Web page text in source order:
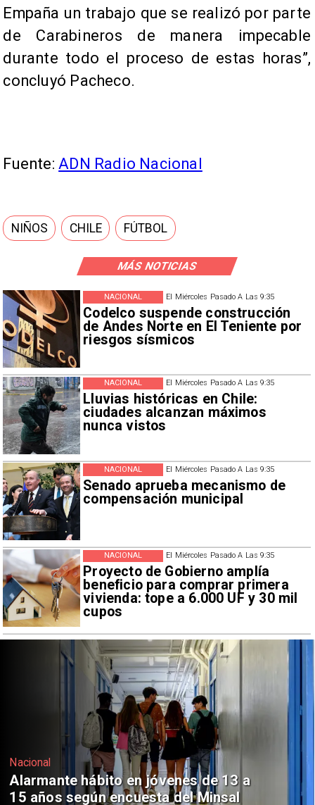
MÁS NOTICIAS
El Miércoles Pasado A Las 9:35
Codelco suspende construcción
de Andes Norte en El Teniente por
riesgos sísmicos
NACIONAL
El Miércoles Pasado A Las 9:35
Lluvias históricas en Chile:
ciudades alcanzan máximos
nunca vistos
NACIONAL
El Miércoles Pasado A Las 9:35
Senado aprueba mecanismo de
compensación municipal
NACIONAL
El Miércoles Pasado A Las 9:35
Proyecto de Gobierno amplía
beneficio para comprar primera
vivienda: tope a 6.000 UF y 30 mil
cupos
NACIONAL
Empaña un trabajo que se realizó por parte
de Carabineros de manera impecable
durante todo el proceso de estas horas”,
concluyó Pacheco.
Fuente: ADN Radio Nacional
NIÑOS CHILE FÚTBOL
Regiones
Aprueban creación del Parque
Sebastián Piñera con inversión de $4